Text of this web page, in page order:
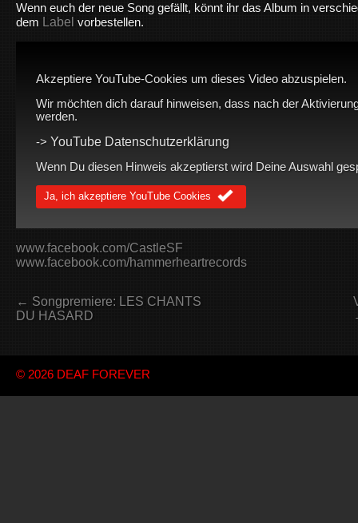
Wenn euch der neue Song gefällt, könnt ihr das Album in
dem Label vorbestellen.
Akzeptiere YouTube-Cookies um dieses Video abzuspielen.
Wir möchten dich darauf hinweisen, dass nach der
werden.
-> YouTube Datenschutzerklärung
Wenn Du diesen Hinweis akzeptierst wird Deine Auswahl
Ja, ich akzeptiere YouTube Cookies
www.facebook.com/CastleSF
www.facebook.com/hammerheartrecords
← Songpremiere: LES CHANTS
DU HASARD
© 2026 DEAF FOREVER